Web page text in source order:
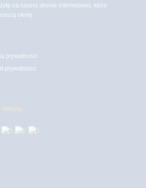
na naszej stronie internetowej, która
ofertę.
prywatności
prywatności
witryny